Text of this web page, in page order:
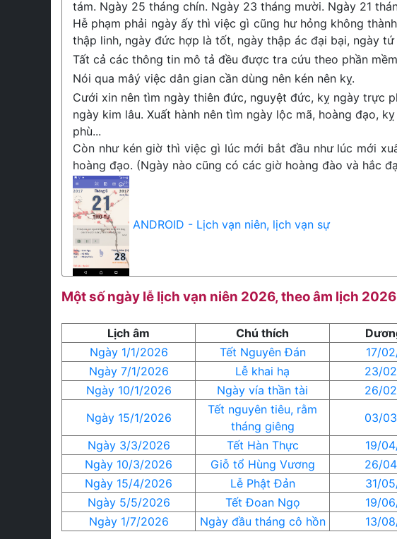
tám. Ngày 25 tháng chín. Ngày 23 tháng mười. Ngày 21
Hễ phạm phải ngày ấy thì việc gì cũng hư hỏng không
thập linh, ngày đức hợp là tốt, ngày thập ác đại bại, ngày
Tất cả các thông tin mô tả đều được tra cứu theo phần
Nói qua mâý việc dân gian cần dùng nên kén nên kỵ.
Cưới xin nên tìm ngày thiên đức, nguyệt đức, kỵ ngày trực
ngày kim lâu. Xuất hành nên tìm ngày lộc mã, hoàng đạo,
phù...
Còn như kén giờ thì việc gì lúc mới bắt đầu như lúc mới
hoàng đạo. (Ngày nào cũng có các giờ hoàng đào và hắc
ANDROID - Lịch vạn niên, lịch vạn sự
Một số ngày lễ lịch vạn niên 2026, theo âm lịch 2026
Lịch âm Chú thích
Ngày 1/1/2026
Tết Nguyên Đán
17/
Ngày 7/1/2026
Lễ khai hạ
23/
Ngày 10/1/2026
Ngày vía thần tài
26/
Ngày 15/1/2026
Tết nguyên tiêu, rằm
tháng giêng
03/
Ngày 3/3/2026
Tết Hàn Thực
19/
Ngày 10/3/2026
Giỗ tổ Hùng Vương
26/
Ngày 15/4/2026
Lễ Phật Đản
31/
Ngày 5/5/2026
Tết Đoan Ngọ
19/
Ngày 1/7/2026
Ngày đầu tháng cô hồn 13/